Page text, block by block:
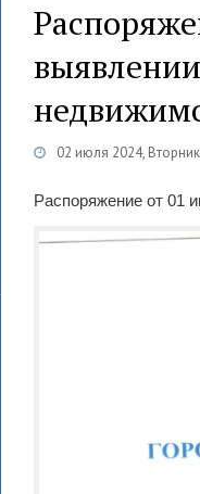
02 июля 2024, Вторник
Распоряжение от 01